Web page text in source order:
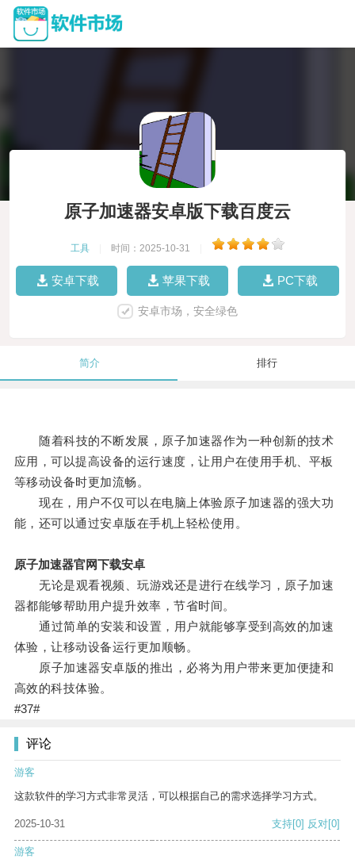
原子加速器安卓版下载百度云
工具 时间：2025-10-31
安卓下载 苹果下载 PC下载
安卓市场，安全绿色
简介 排行
随着科技的不断发展，原子加速器作为一种创新的技术
应用，可以提高设备的运行速度，让用户在使用手机、平板
等移动设备时更加流畅。
现在，用户不仅可以在电脑上体验原子加速器的强大功
能，还可以通过安卓版在手机上轻松使用。
原子加速器官网下载安卓
无论是观看视频、玩游戏还是进行在线学习，原子加速
器都能够帮助用户提升效率，节省时间。
通过简单的安装和设置，用户就能够享受到高效的加速
体验，让移动设备运行更加顺畅。
原子加速器安卓版的推出，必将为用户带来更加便捷和
高效的科技体验。
#37#
评论
游客
这款软件的学习方式非常灵活，可以根据自己的需求选择学习方式。
2025-10-31 支持[0] 反对[0]
游客